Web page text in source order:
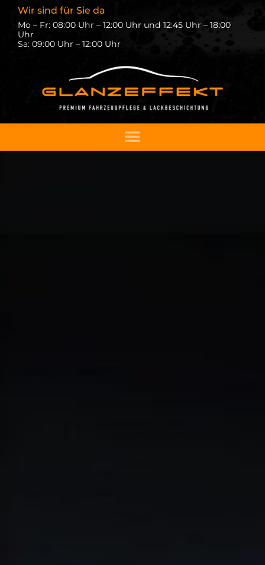
Wir sind für Sie da
Mo – Fr: 08:00 Uhr – 12:00 Uhr und 12:45 Uhr – 18:00
Uhr
Sa: 09:00 Uhr – 12:00 Uhr